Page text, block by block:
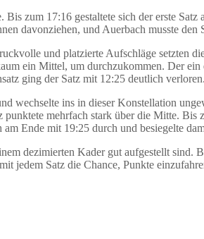
zum 17:16 gestaltete sich der erste
davonziehen, und Auerbach musste den
und platzierte Aufschläge setzten
ein Mittel, um durchzukommen. Der
ging der Satz mit 12:25 deutlich verloren.
wechselte ins in dieser Konstellation
mehrfach stark über die Mitte.
Ende mit 19:25 durch und besiegelte
dezimierten Kader gut aufgestellt
jedem Satz die Chance, Punkte